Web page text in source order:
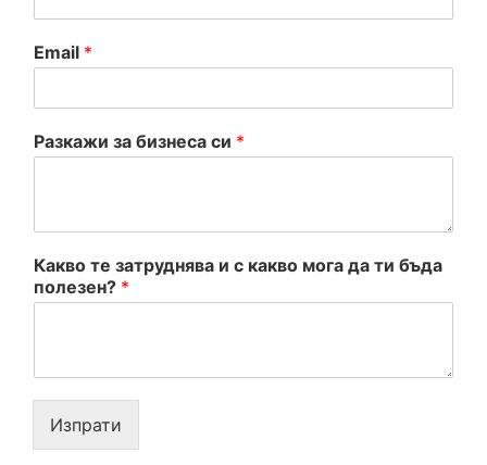
Email *
Разкажи за бизнеса си *
Какво те затруднява и с какво мога да ти бъда
полезен? *
Изпрати